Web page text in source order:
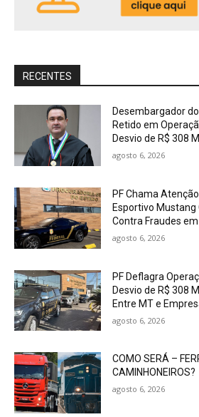
RECENTES
Desembargador
Retido em
Desvio de R$ 308
agosto 6, 2026
PF Chama
Esportivo Mustang
Contra Fraudes
agosto 6, 2026
PF Deflagra
Desvio de R$ 308
Entre MT e
agosto 6, 2026
COMO SERÁ –
CAMINHONEIROS?
agosto 6, 2026